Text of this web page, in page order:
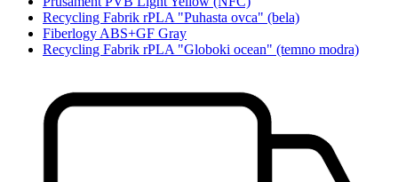
Recycling Fabrik rPLA "Puhasta ovca" (bela)
Fiberlogy ABS+GF Gray
Recycling Fabrik rPLA "Globoki ocean" (temno modra)